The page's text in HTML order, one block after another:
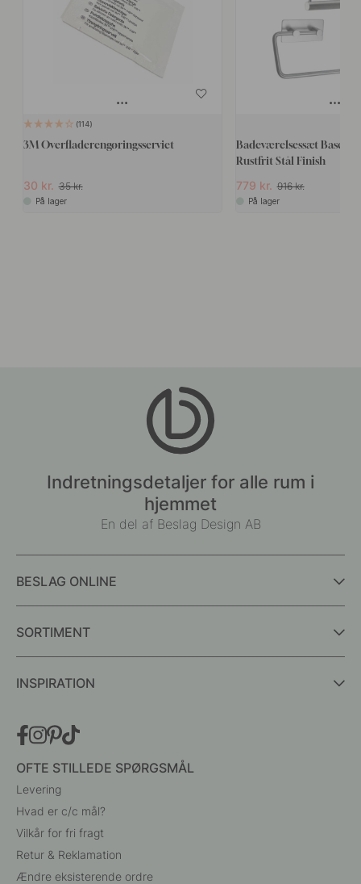
114
3M Overfladerengøringsserviet
30 kr. 35 kr.
På lager
Badeværelsessæt Base
Rustfrit Stål Finish
779 kr. 916 kr.
På lager
Indretningsdetaljer for alle rum i
hjemmet
En del af Beslag Design AB
BESLAG ONLINE
SORTIMENT
INSPIRATION
OFTE STILLEDE SPØRGSMÅL
Levering
Hvad er c/c mål?
Vilkår for fri fragt
Retur & Reklamation
Ændre eksisterende ordre